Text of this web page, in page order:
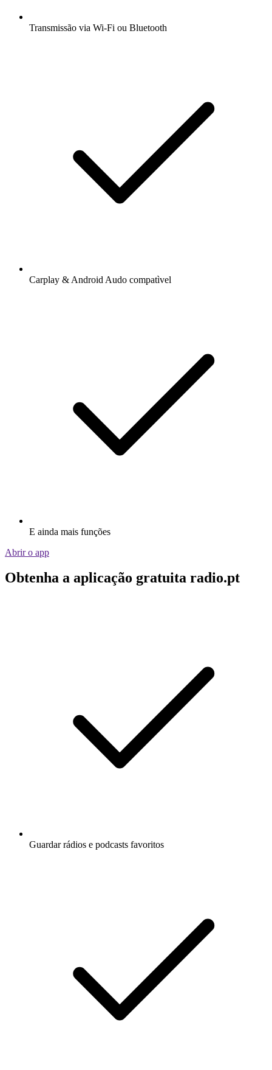
Transmissão via Wi-Fi ou Bluetooth
Carplay & Android Audo compatìvel
E ainda mais funções
Abrir o app
Obtenha a aplicação gratuita radio.pt
Guardar rádios e podcasts favoritos